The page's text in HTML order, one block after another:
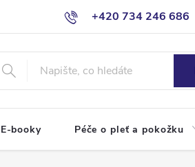
+420 734 246 686
E-booky Péče o pleť a pokožku